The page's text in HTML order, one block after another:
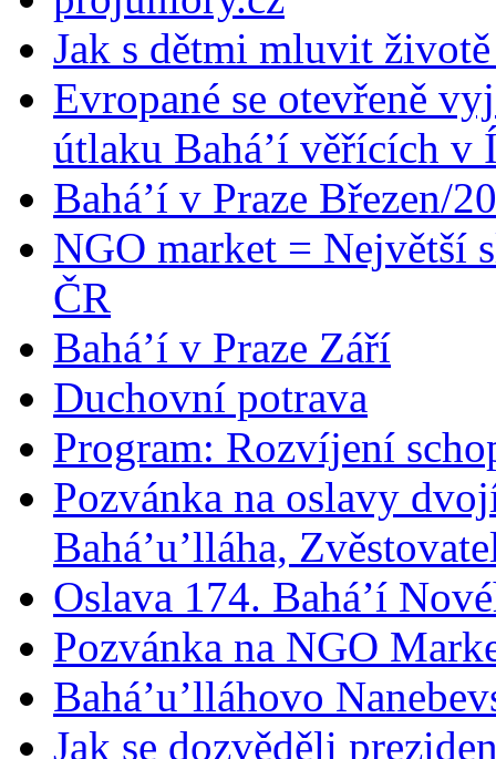
Jak s dětmi mluvit
Evropané se otevřeně
útlaku Bahá’í věřících v
Bahá’í v Praze Březen/
NGO market = Největší
ČR
Bahá’í v Praze Září
Duchovní potrava
Program: Rozvíjení
Pozvánka na oslavy
Bahá’u’lláha,
Oslava 174. Bahá’í
Pozvánka na NGO
Bahá’u’lláhovo
Jak se dozvěděli